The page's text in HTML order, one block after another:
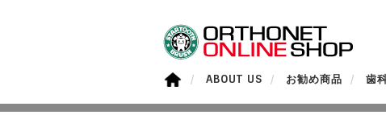
ABOUT US お勧め商品 歯